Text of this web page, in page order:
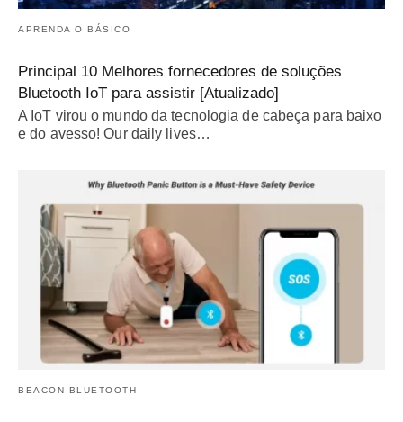
APRENDA O BÁSICO
Principal 10 Melhores fornecedores de soluções
Bluetooth IoT para assistir [Atualizado]
A IoT virou o mundo da tecnologia de cabeça para baixo
e do avesso!Our daily lives…
BEACON BLUETOOTH